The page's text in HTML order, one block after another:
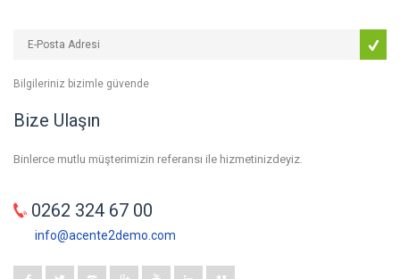
Bilgileriniz bizimle güvende
Bize Ulaşın
Binlerce mutlu müşterimizin referansı ile hizmetinizdeyiz.
0262 324 67 00
info@acente2demo.com